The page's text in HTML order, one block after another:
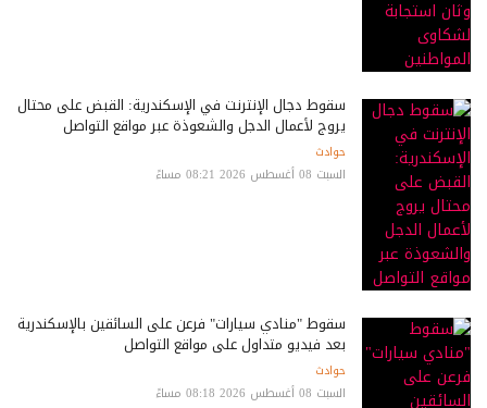
سقوط دجال الإنترنت في الإسكندرية: القبض على محتال
يروج لأعمال الدجل والشعوذة عبر مواقع التواصل
حوادث
السبت 08 أغسطس 2026 08:21 مساءً
سقوط "منادي سيارات" فرعن على السائقين بالإسكندرية
بعد فيديو متداول على مواقع التواصل
حوادث
السبت 08 أغسطس 2026 08:18 مساءً